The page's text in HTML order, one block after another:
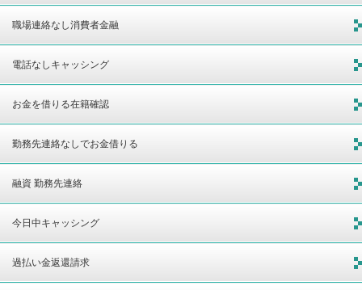
め金融機関
職場連絡なし消費者金融
電話なしキャッシング
お金を借りる在籍確認
勤務先連絡なしでお金借りる
融資 勤務先連絡
今日中キャッシング
過払い金返還請求